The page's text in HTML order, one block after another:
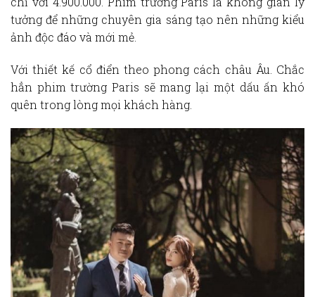
tưởng để những chuyên gia sáng tạo nên những kiểu
ảnh độc đáo và mới mẻ.
Với thiết kế cổ điển theo phong cách châu Âu. Chắc
hẳn phim trường Paris sẽ mang lại một dấu ấn khó
quên trong lòng mọi khách hàng.